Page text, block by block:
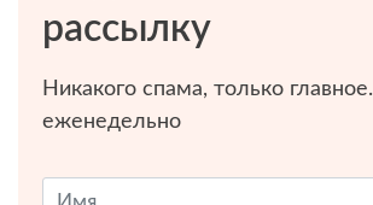
рассылку
Никакого спама, только
еженедельно